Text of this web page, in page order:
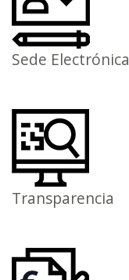
Sede Electrónica
Transparencia